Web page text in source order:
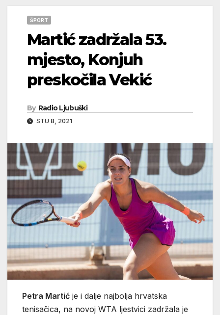
ŠPORT
Martić zadržala 53.
mjesto, Konjuh
preskočila Vekić
By Radio Ljubuški
STU 8, 2021
Petra Martić je i dalje najbolja hrvatska
tenisačica, na novoj WTA ljestvici zadržala je